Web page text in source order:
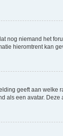
nog niemand het
hieromtrent kan
geeft aan
als een avatar.